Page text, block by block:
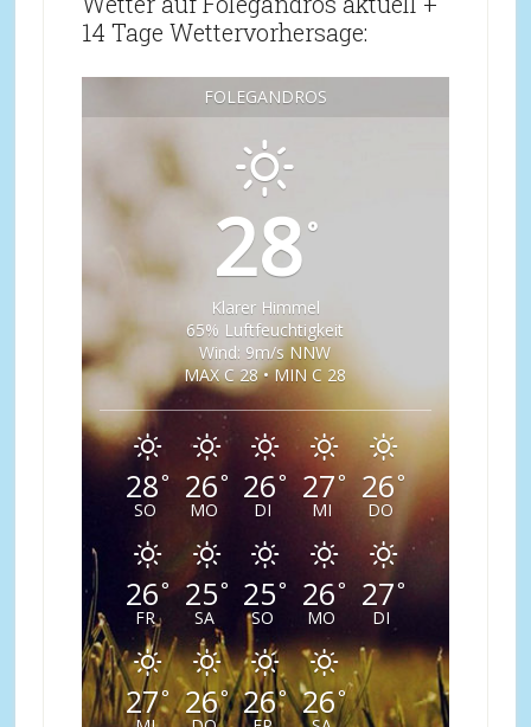
14 Tage Wettervorhersage:
FOLEGANDROS
28°
Klarer Himmel
65% Luftfeuchtigkeit
Wind: 9m/s NNW
MAX C 28 • MIN C 28
28°
SO
26°
MO
26°
DI
27°
MI
26°
DO
26°
FR
25°
SA
25°
SO
26°
MO
27°
DI
27° 26° 26° 26°